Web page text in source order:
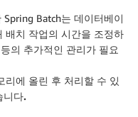
Batch는 데이터베이
배치 작업의 시간을 조정하
의 추가적인 관리가 필요
에 올린 후 처리할 수 있
니다.